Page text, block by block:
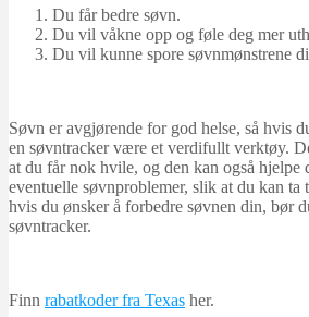
Du får bedre søvn.
Du vil våkne opp og føle deg mer
Du vil kunne spore søvnmønstrene
Søvn er avgjørende for god helse, så hvis
en søvntracker være et verdifullt verktøy.
at du får nok hvile, og den kan også hjelpe
eventuelle søvnproblemer, slik at du kan ta
hvis du ønsker å forbedre søvnen din, bør
søvntracker.
Finn rabatkoder fra Texas her.